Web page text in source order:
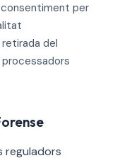
per
del
reguladors